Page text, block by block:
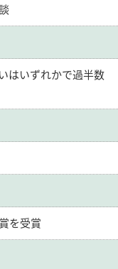
はいずれかで過半数
を受賞